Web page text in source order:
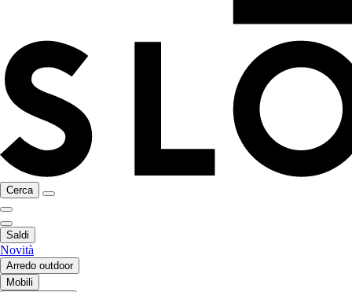
Cerca
Saldi
Novità
Arredo outdoor
Mobili